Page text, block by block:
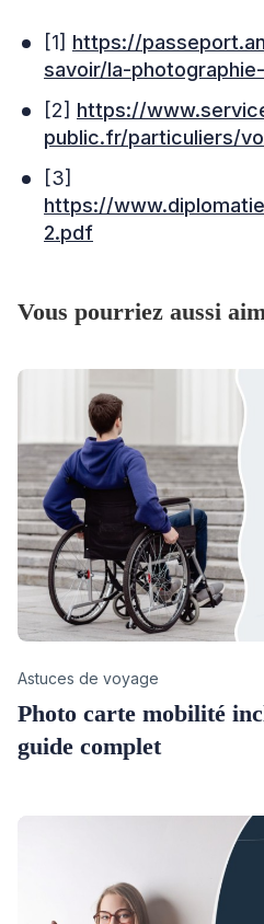
[1] https://
savoir/la-
[2] https://
public.fr/particuliers/
[3]
https://
2.pdf
Vous pourriez aussi
Category
Astuces de voyage
Photo carte mobilité
guide complet